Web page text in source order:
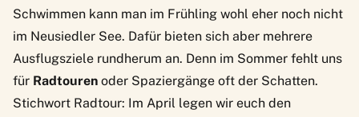
Schwimmen kann man im Frühling wohl eher noch nicht
im Neusiedler See. Dafür bieten sich aber mehrere
Ausflugsziele rundherum an. Denn im Sommer fehlt uns
für Radtouren oder Spaziergänge oft der Schatten.
Stichwort Radtour: Im April legen wir euch den